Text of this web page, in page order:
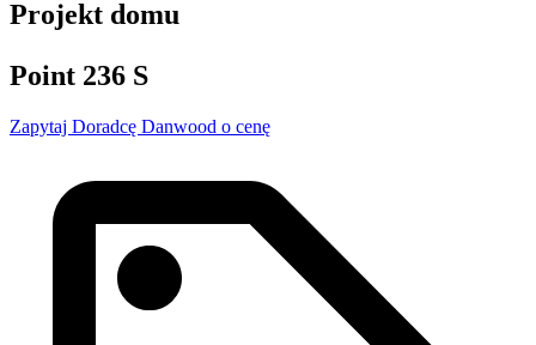
Projekt domu
Point 236 S
Zapytaj Doradcę Danwood o cenę